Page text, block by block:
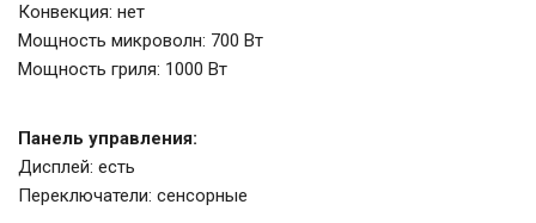
Конвекция: нет
Мощность микроволн: 700 Вт
Мощность гриля: 1000 Вт
Панель управления:
Дисплей: есть
Переключатели: сенсорные